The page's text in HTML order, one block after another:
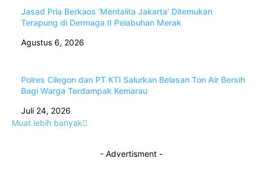
Jasad Pria Berkaos ‘Mentalita Jakarta’ Ditemukan
Terapung di Dermaga II Pelabuhan Merak
Agustus 6, 2026
Polres Cilegon dan PT KTI Salurkan Belasan Ton Air Bersih
Bagi Warga Terdampak Kemarau
Juli 24, 2026
Muat lebih banyak
- Advertisment -